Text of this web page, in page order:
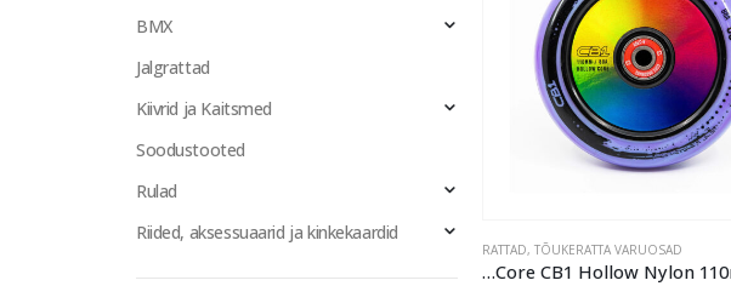
RATTAD, TÕUKERATTA VARUOSAD
BMX
Jalgrattad
Kiivrid ja Kaitsmed
Soodustooted
Rulad
Riided, aksessuaarid ja kinkekaardid